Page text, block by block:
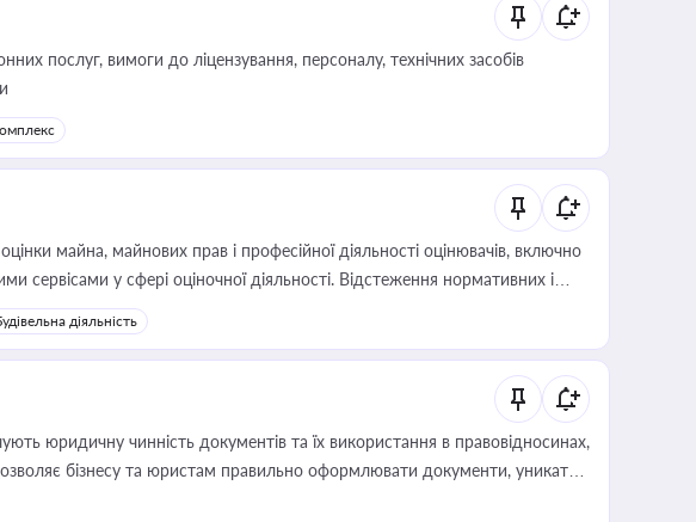
послуг, вимоги до ліцензування, персоналу, технічних засобів
майна, майнових прав і професійної діяльності оцінювачів, включно
сервісами у сфері оціночної діяльності. Відстеження нормативних і
керівника, юриста або бухгалтера під час оподаткування,
угод і перевірки статусу суб'єктів оціночної діяльності
діяльність
юридичну чинність документів та їх використання в правовідносинах,
бізнесу та юристам правильно оформлювати документи, уникати
органами влади та контрагентами